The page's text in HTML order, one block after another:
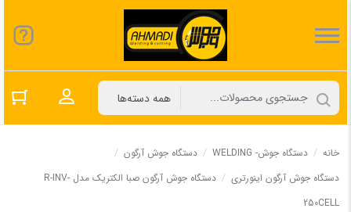
ورود به
خانه / دستگاه جوش- WELDING / دستگاه جوش آرگون /
دستگاه جوش آرگون اینورتری /
دستگاه جوش آرگون صبا الکتریک مدل R-INV-
250CELL